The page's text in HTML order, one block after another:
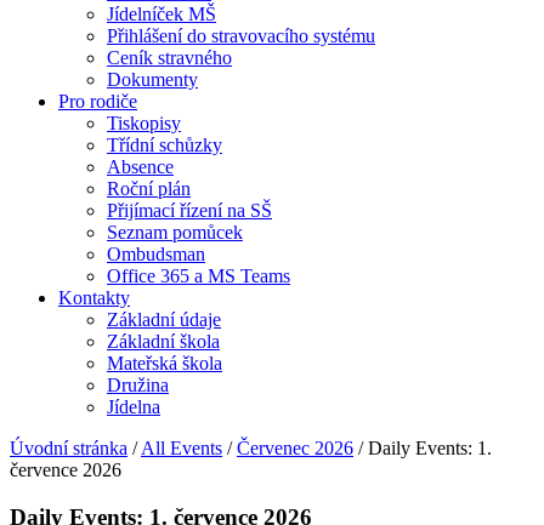
Jídelníček MŠ
Přihlášení do stravovacího systému
Ceník stravného
Dokumenty
Pro rodiče
Tiskopisy
Třídní schůzky
Absence
Roční plán
Přijímací řízení na SŠ
Seznam pomůcek
Ombudsman
Office 365 a MS Teams
Kontakty
Základní údaje
Základní škola
Mateřská škola
Družina
Jídelna
Úvodní stránka /All Events /Červenec 2026 /Daily Events: 1.
července 2026
Daily Events: 1. července 2026